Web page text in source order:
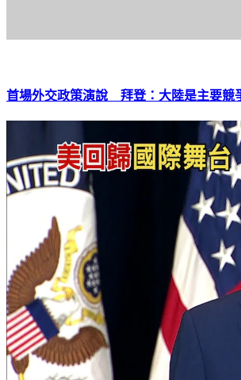
首場外交政策演說 拜登：大陸是主要競